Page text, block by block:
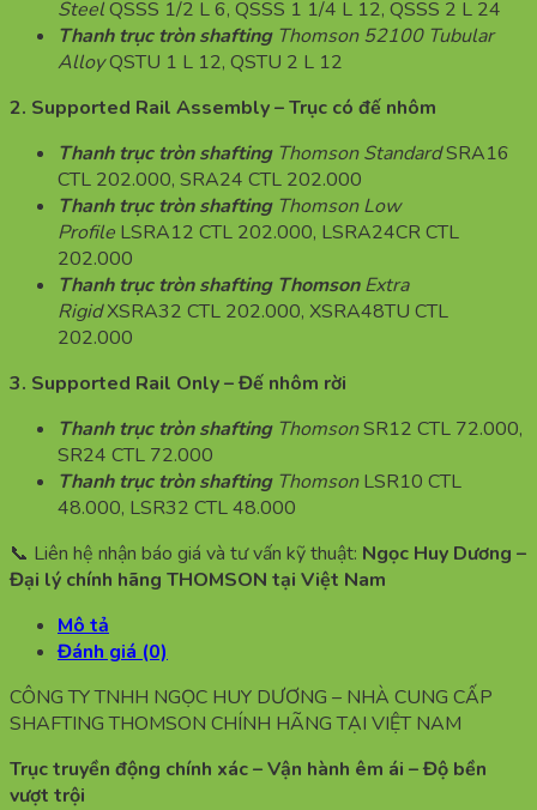
SteelQSSS 1/2 L 6, QSSS 1 1/4 L 12, QSSS 2 L 24
Thanh trục tròn shaftingThomson 52100 Tubular
AlloyQSTU 1 L 12, QSTU 2 L 12
2. Supported Rail Assembly – Trục có đế nhôm
Thanh trục tròn shaftingThomson StandardSRA16
CTL 202.000, SRA24 CTL 202.000
Thanh trục tròn shaftingThomson Low
Profile LSRA12 CTL 202.000, LSRA24CR CTL
202.000
Thanh trục tròn shafting ThomsonExtra
RigidXSRA32 CTL 202.000, XSRA48TU CTL
202.000
3. Supported Rail Only – Đế nhôm rời
Thanh trục tròn shaftingThomsonSR12 CTL 72.000,
SR24 CTL 72.000
Thanh trục tròn shaftingThomsonLSR10 CTL
48.000, LSR32 CTL 48.000
📞 Liên hệ nhận báo giá và tư vấn kỹ thuật: Ngọc Huy Dương –
Đại lý chính hãng THOMSON tại Việt Nam
Mô tả
Đánh giá (0)
CÔNG TY TNHH NGỌC HUY DƯƠNG – NHÀ CUNG CẤP
SHAFTING THOMSON CHÍNH HÃNG TẠI VIỆT NAM
Trục truyền động chính xác – Vận hành êm ái – Độ bền
vượt trội